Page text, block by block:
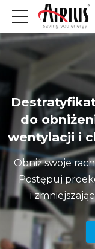
do
wentylacji i
Obniż swoje
Postępuj
i